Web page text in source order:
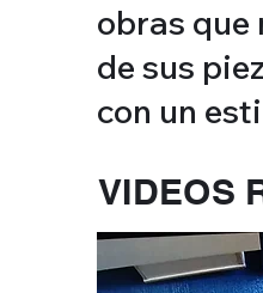
obras que
de sus
con un
VIDEOS